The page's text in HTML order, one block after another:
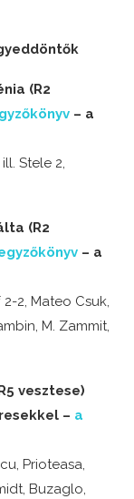
(R2
– a
Stele 2,
(R2
– a
2, Mateo Csuk,
M. Zammit,
vesztese)
– a
Prioteasa,
Buzaglo,